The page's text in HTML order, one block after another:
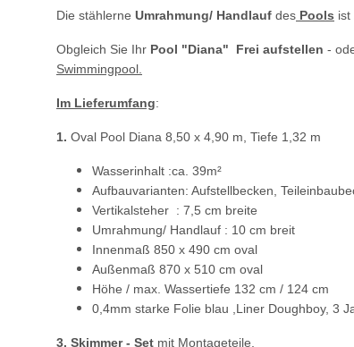
Die stählerne Umrahmung/ Handlauf des Pools ist
Obgleich Sie Ihr Pool "Diana" Frei aufstellen -
Swimmingpool.
Im Lieferumfang:
1. Oval Pool Diana 8,50 x 4,90 m, Tiefe 1,32 m
Wasserinhalt :ca. 39m²
Aufbauvarianten: Aufstellbecken,
Vertikalsteher : 7,5 cm breite
Umrahmung/ Handlauf : 10 cm breit
Innenmaß 850 x 490 cm oval
Außenmaß 870 x 510 cm oval
Höhe / max. Wassertiefe 132 cm / 124 cm
0,4mm starke Folie blau ,Liner Doughboy, 3
3. Skimmer - Set mit Montageteile,